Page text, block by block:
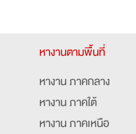
หางานตามพื้นที่
หางาน ภาคกลาง
หางาน ภาคใต้
หางาน ภาคเหนือ